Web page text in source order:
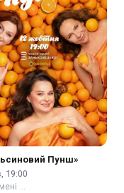
Пунш»
19:00
…